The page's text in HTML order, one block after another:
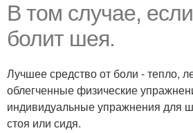
В том случае,
болит шея.
Лучшее средство от боли - тепло,
облегченные физические
индивидуальные упражнения для
стоя или сидя.